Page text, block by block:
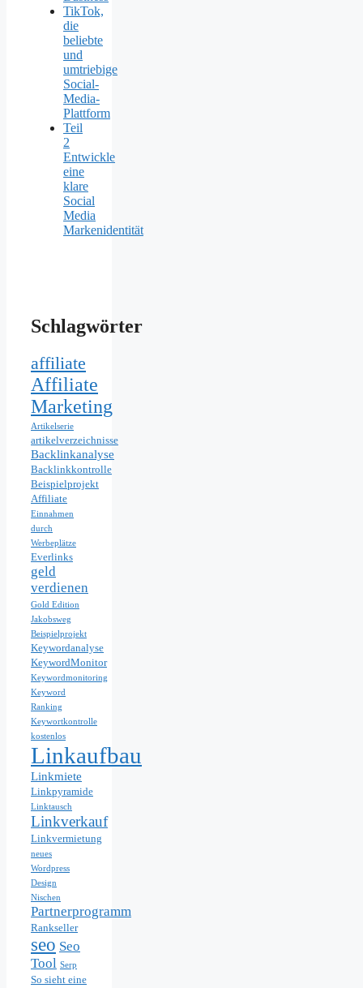
TikTok,
die
beliebte
und
umtriebige
Social-
Media-
Plattform
Teil
2
Entwickle
eine
klare
Social
Media
Markenidentität
Schlagwörter
affiliate
Affiliate
Marketing
Artikelserie
artikelverzeichnisse
Backlinkanalyse
Backlinkkontrolle
Beispielprojekt
Affiliate
Einnahmen
durch
Werbeplätze
Everlinks
geld
verdienen
Gold Edition
Jakobsweg
Beispielprojekt
Keywordanalyse
KeywordMonitor
Keywordmonitoring
Keyword
Ranking
Keywortkontrolle
kostenlos
Linkaufbau
Linkmiete
Linkpyramide
Linktausch
Linkverkauf
Linkvermietung
neues
Wordpress
Design
Nischen
Partnerprogramm
Rankseller
seo Seo
Tool Serp
So sieht eine